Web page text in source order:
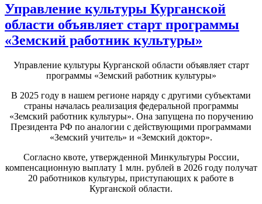
Управление культуры Курганской
области объявляет старт программы
«Земский работник культуры»
Управление культуры Курганской области объявляет старт
программы «Земский работник культуры»
В 2025 году в нашем регионе наряду с другими субъектами
страны началась реализация федеральной программы
«Земский работник культуры». Она запущена по поручению
Президента РФ по аналогии с действующими программами
«Земский учитель» и «Земский доктор».
Согласно квоте, утвержденной Минкультуры России,
компенсационную выплату 1 млн. рублей в 2026 году получат
20 работников культуры, приступающих к работе в
Курганской области.